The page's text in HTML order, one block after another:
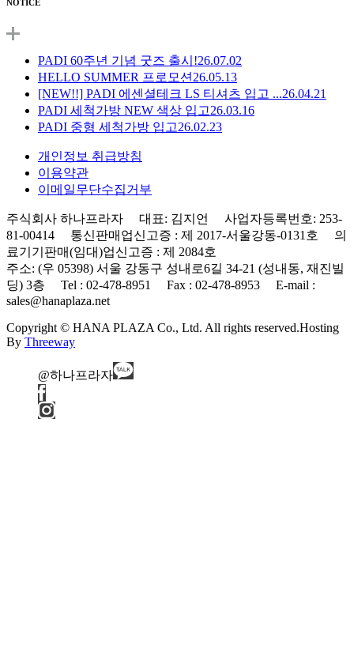
NOTICE
PADI 60주년 기념 굿즈 출시!26.07.02
HELLO SUMMER 프로모션 26.05.13
[NEW!!] PADI 에센셜테크 LS 티셔츠 입고 ...26.04.21
PADI 세척가방 NEW 색상 입고26.03.16
PADI 중형 세척가방 입고26.02.23
개인정보 취급방침
이용약관
이메일무단수집거부
주식회사 하나프라자 대표: 김지언 사업자등록번호: 253-
81-00414 통신판매업신고증 : 제 2017-서울강동-0131호 의
료기기판매(임대)업신고증 : 제 2084호
주소: (우 05398) 서울 강동구 성내로6길 34-21 (성내동, 재진빌
딩) 3층 Tel : 02-478-8951 Fax : 02-478-8953 E-mail :
sales@hanaplaza.net
Copyright © HANA PLAZA Co., Ltd. All rights reserved.Hosting
By Threeway
@하나프라자